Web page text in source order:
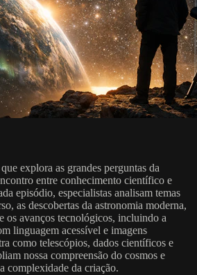
explora as grandes perguntas da
entre conhecimento científico e
episódio, especialistas analisam temas
as descobertas da astronomia moderna,
os avanços tecnológicos, incluindo a
linguagem acessível e imagens
como telescópios, dados científicos e
nossa compreensão do cosmos e
complexidade da criação.